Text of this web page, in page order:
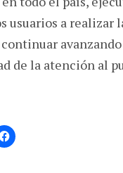
usuarios a realizar
continuar
de la atención al